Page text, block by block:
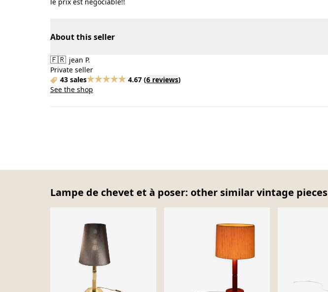
About this seller
🇫🇷 jean P.
Private seller
43 sales
4.67 (6 reviews)
See the shop
Lampe de chevet et à poser: other similar vintage pieces